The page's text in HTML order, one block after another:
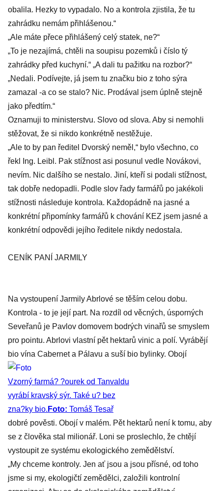
obalila. Hezky to vypadalo. No a kontrola zjistila, že tu
zahrádku nemám přihlášenou.“
„Ale máte přece přihlášený celý statek, ne?“
„To je nezajímá, chtěli na soupisu pozemků i číslo tý
zahrádky před kuchyní.“ „A dali tu pažitku na rozbor?“
„Nedali. Podívejte, já jsem tu značku bio z toho sýra
zamazal -a co se stalo? Nic. Prodával jsem úplně stejně
jako předtím.“
Oznamuji to ministerstvu. Slovo od slova. Aby si nemohli
stěžovat, že si nikdo konkrétně nestěžuje.
„Ale to by pan ředitel Dvorský neměl,“ bylo všechno, co
řekl Ing. Leibl. Pak stížnost asi posunul vedle Novákovi,
nevím. Nic dalšího se nestalo. Jiní, kteří si podali stížnost,
tak dobře nedopadli. Podle slov řady farmářů po jakékoli
stížnosti následuje kontrola. Každopádně na jasné a
konkrétní připomínky farmářů k chování KEZ jsem jasné a
konkrétní odpovědi jejího ředitele nikdy nedostala.
CENÍK PANÍ JARMILY
Na vystoupení Jarmily Abrlové se těším celou dobu.
Kontrola - to je její part. Na rozdíl od věcných, úsporných
Seveřanů je Pavlov domovem bodrých vinařů se smyslem
pro pointu. Abrlovi vlastní pět hektarů vinic a polí. Vyrábějí
bio vína Cabernet a Pálavu a suší bio bylinky. Obojí
Vzorný farmá? ?ourek od Tanvaldu
vyrábí kravský sýr. Také u? bez
zna?ky bio. Foto: Tomáš Tesař
dobré pověsti. Obojí v malém. Pět hektarů není k tomu, aby
se z člověka stal milionář. Loni se proslechlo, že chtějí
vystoupit ze systému ekologického zemědělství.
„My chceme kontroly. Jen ať jsou a jsou přísné, od toho
jsme si my, ekologičtí zemědělci, založili kontrolní